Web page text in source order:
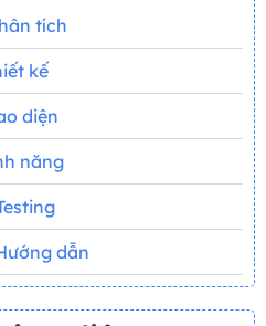
tích
kế
diện
năng
dẫn